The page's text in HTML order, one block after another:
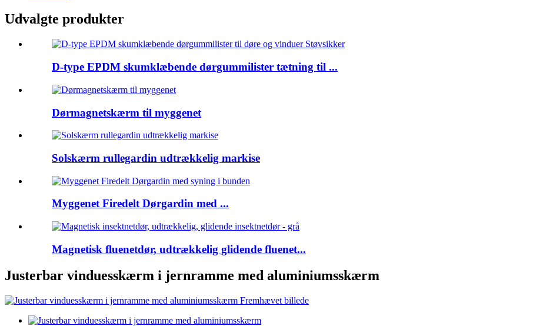
Udvalgte produkter
D-type EPDM skumklæbende dørgummilister tætning til ...
Dørmagnetskærm til myggenet
Solskærm rullegardin udtrækkelig markise
Myggenet Firedelt Dørgardin med ...
Magnetisk fluenetdør, udtrækkelig glidende fluenet...
Justerbar vinduesskærm i jernramme med aluminiumsskærm